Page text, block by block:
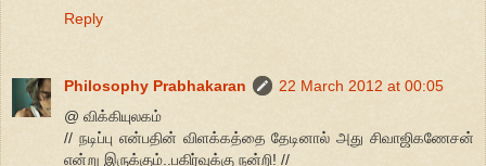
Reply
Philosophy Prabhakaran
22 March 2012 at 00:05
@ விக்கியுலகம்
// நடிப்பு என்பதின் விளக்கத்தை தேடினால் அது சிவாஜிகணேசன்
என்று இருக்கும்..பகிர்வுக்கு நன்றி! //